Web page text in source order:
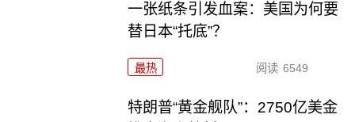
一张纸条引发血案：美国为何要
替日本“托底”？
最热 阅读 6549
特朗普“黄金舰队”：2750亿美金